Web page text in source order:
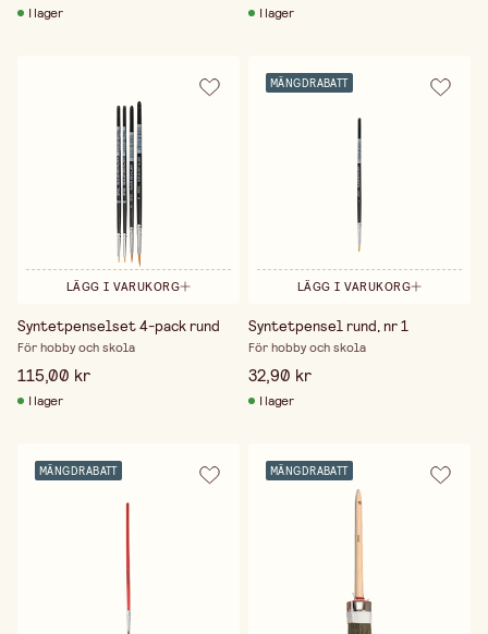
I lager I lager
LÄGG I VARUKORG
Syntetpenselset 4-pack rund
För hobby och skola
115,00 kr
I lager
MÄNGDRABATT
LÄGG I VARUKORG
Syntetpensel rund, nr 1
För hobby och skola
32,90 kr
I lager
MÄNGDRABATT MÄNGDRABATT